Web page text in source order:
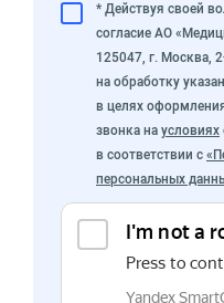
* Действуя своей
согласие АО
125047, г. Москва,
на обработку
в целях
звонка на условиях
в соответствии с
персональных